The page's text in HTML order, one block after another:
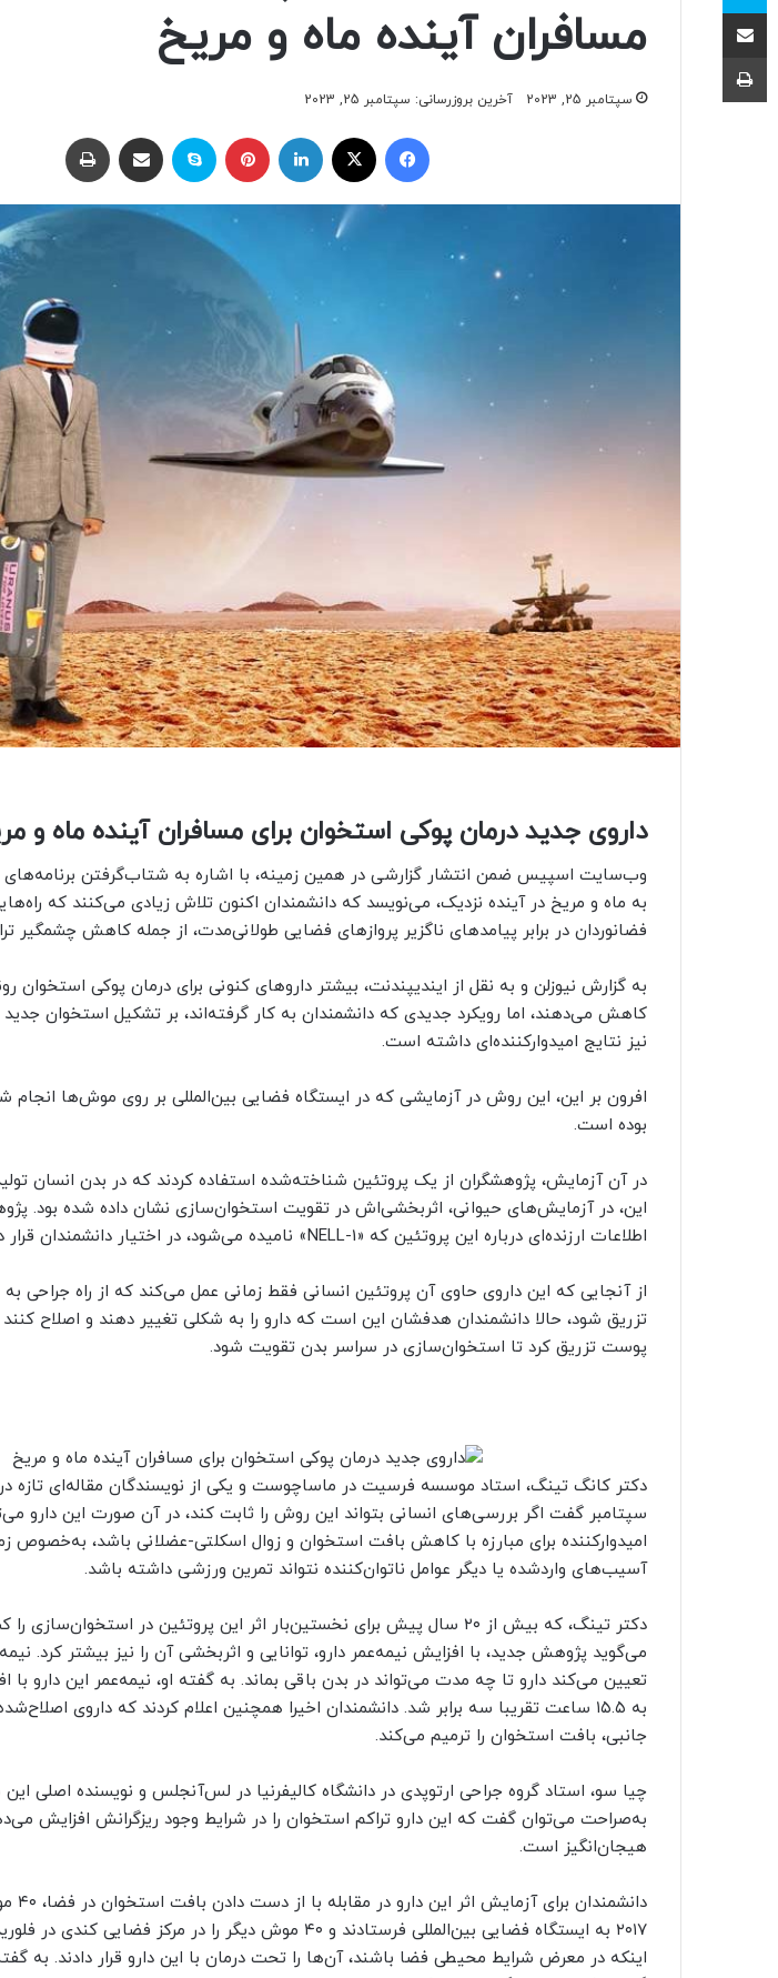
مسافران آینده ماه و مریخ
سپتامبر 25, 2023 آخرین بروزرسانی: سپتامبر 25, 2023
ایکس
داروی جدید درمان پوکی استخوان برای مسافران آینده ماه و
وب‌سایت اسپیس ضمن انتشار گزارشی در همین زمینه، با اشاره به شتاب‌گرفتن
به ماه و مریخ در آینده نزدیک، می‌نویسد که دانشمندان اکنون تلاش زیادی می‌کنند که
فضانوردان در برابر پیامدهای ناگزیر پروازهای فضایی طولانی‌مدت، از جمله کاهش چشمگیر
به گزارش نیوزلن و به نقل از ایندیپندنت، بیشتر داروهای کنونی برای درمان پوکی استخوان
کاهش می‌دهند، اما رویکرد جدیدی که دانشمندان به کار گرفته‌اند، بر تشکیل استخوان جدید
نیز نتایج امیدوارکننده‌ای داشته است.
افرون بر این، این روش در آزمایشی که در ایستگاه فضایی بین‌المللی بر روی موش‌ها انجام
بوده است.
در آن آزمایش، پژوهشگران از یک پروتئین شناخته‌شده استفاده کردند که در بدن انسان
این، در آزمایش‌های حیوانی، اثربخشی‌اش در تقویت استخوان‌سازی نشان داده شده بود.
اطلاعات ارزنده‌ای درباره این پروتئین که «NELL-1» نامیده می‌شود، در اختیار دانشمندان قرار داده‌ است.
از آنجایی که این داروی حاوی آن پروتئین انسانی فقط زمانی عمل می‌کند که از راه جراحی
تزریق شود، حالا دانشمندان هدفشان این است که دارو را به شکلی تغییر دهند و اصلاح کنند
پوست تزریق کرد تا استخوان‌سازی در سراسر بدن تقویت شود.
سپتامبر گفت اگر بررسی‌های انسانی بتواند این روش را ثابت کند، در آن صورت این دارو
امیدوارکننده‌ برای مبارزه با کاهش بافت استخوان و زوال اسکلتی-عضلانی باشد، به‌خصوص
آسیب‌های وارد‌شده یا دیگر عوامل ناتوان‌کننده نتواند تمرین ورزشی داشته باشد.
دکتر تینگ، که بیش از ۲۰ سال پیش برای نخستین‌بار اثر این پروتئین در
می‌گوید پژوهش جدید، با افزایش نیمه‌عمر دارو، توانایی و اثربخشی آن را نیز بیشتر کرد.
به ۱۵.۵ ساعت تقریبا سه برابر شد. دانشمندان اخیرا همچنین اعلام کردند که داروی
جانبی، بافت استخوان را ترمیم می‌کند.
چیا سو، استاد گروه جراحی ارتوپدی در دانشگاه کالیفرنیا در لس‌آنجلس و نویسنده اصلی
به‌صراحت می‌توان گفت که این دارو تراکم استخوان را در شرایط وجود ریزگرانش افزایش
هیجان‌انگیز است.
۲۰۱۷ به ایستگاه فضایی بین‌المللی فرستادند و ۴۰ موش دیگر را در مرکز
اینکه در معرض شرایط محیطی فضا باشند، آن‌ها را تحت درمان با این دارو قرار دادند. به